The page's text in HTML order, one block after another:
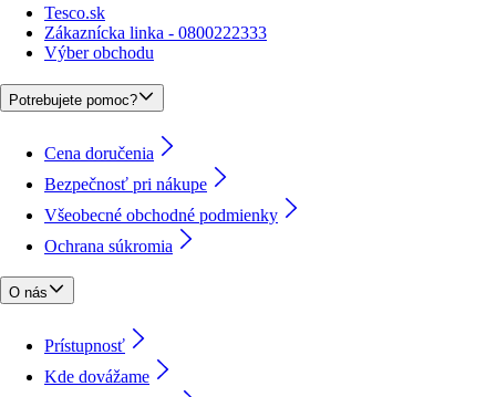
Tesco.sk
Zákaznícka linka - 0800222333
Výber obchodu
Potrebujete pomoc?
Cena doručenia
Bezpečnosť pri nákupe
Všeobecné obchodné podmienky
Ochrana súkromia
O nás
Prístupnosť
Kde dovážame